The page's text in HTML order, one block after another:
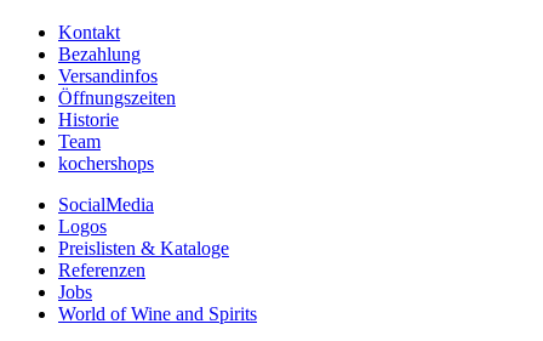
Kontakt
Bezahlung
Versandinfos
Öffnungszeiten
Historie
Team
kochershops
SocialMedia
Logos
Preislisten & Kataloge
Referenzen
Jobs
World of Wine and Spirits